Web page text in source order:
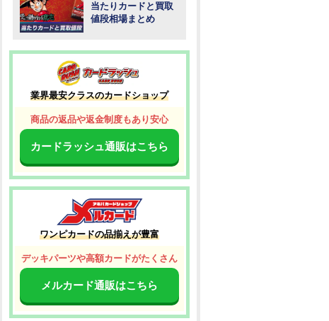
当たりカードと買取
値段相場まとめ
業界最安クラスのカードショップ
商品の返品や返金制度もあり安心
カードラッシュ通販はこちら
ワンピカードの品揃えが豊富
デッキパーツや高額カードがたくさん
メルカード通販はこちら